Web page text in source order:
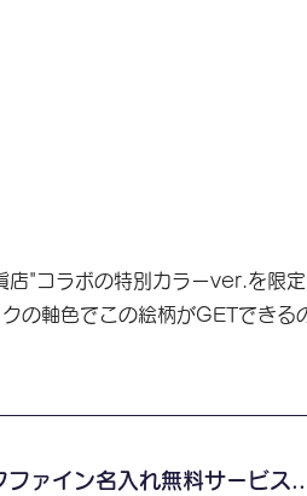
店"コラボの特別カラーver.を限
の軸色でこの絵柄がGETできる
ファイン名入れ無料サービス